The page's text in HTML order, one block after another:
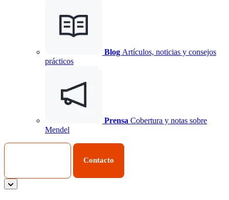
Blog Artículos, noticias y consejos
prácticos
Prensa Cobertura y notas sobre
Mendel
Contacto